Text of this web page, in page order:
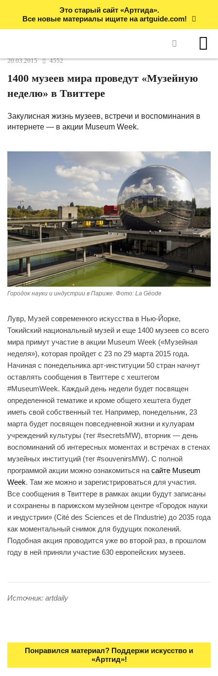
Это старый сайт «Артгида».
Все новые материалы ищите на artguide.com!
20.03.2015 4552
1400 музеев мира проведут «Музейную
неделю» в Твиттере
Закулисная жизнь музеев, встречи и воспоминания в
интернете — в акции Museum Week.
Городок науки и индустрии в Париже. Фото: La Géode
Лувр, Музей современного искусства в Нью-Йорке,
Токийский национальный музей и еще 1400 музеев со всего
мира примут участие в акции Museum Week («Музейная
неделя»), которая пройдет с 23 по 29 марта 2015 года.
Начиная с понедельника арт-институции 50 стран начнут
оставлять сообщения в Твиттере с хештегом
#MuseumWeek. Каждый день недели будет посвящен
определенной тематике и кроме общего хештега будет
иметь свой собственный тег. Например, понедельник, 23
марта будет посвящен повседневной жизни и кулуарам
учреждений культуры (тег #secretsMW), вторник — день
воспоминаний об интересных моментах и встречах в стенах
музейных институций (тег #souvenirsMW). С полной
программой акции можно ознакомиться на сайте Museum
Week. Там же можно и зарегистрироваться для участия.
Все сообщения в Твиттере в рамках акции будут записаны
и сохранены в парижском музейном центре «Городок науки
и индустрии» (Cité des Sciences et de l'Industrie) до 2035 года
как моментальный снимок для будущих поколений.
Подобная акция проводится уже во второй раз, в прошлом
году в ней приняли участие 630 европейских музеев.
Источник: artdaily
Понравился материал? Поддержи искусство и
«Артгид»!